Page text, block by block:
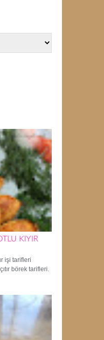
KIYIR
işi tarifleri
börek tarifleri.